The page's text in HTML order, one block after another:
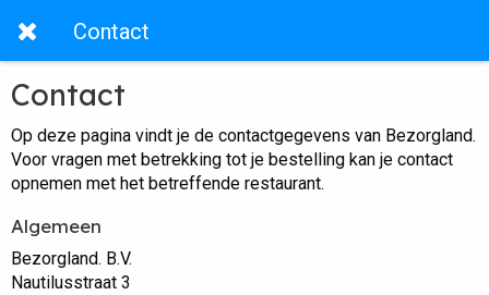
Contact
Contact
Op deze pagina vindt je de contactgegevens van Bezorgland.
Voor vragen met betrekking tot je bestelling kan je contact
opnemen met het betreffende restaurant.
Algemeen
Bezorgland. B.V.
Nautilusstraat 3